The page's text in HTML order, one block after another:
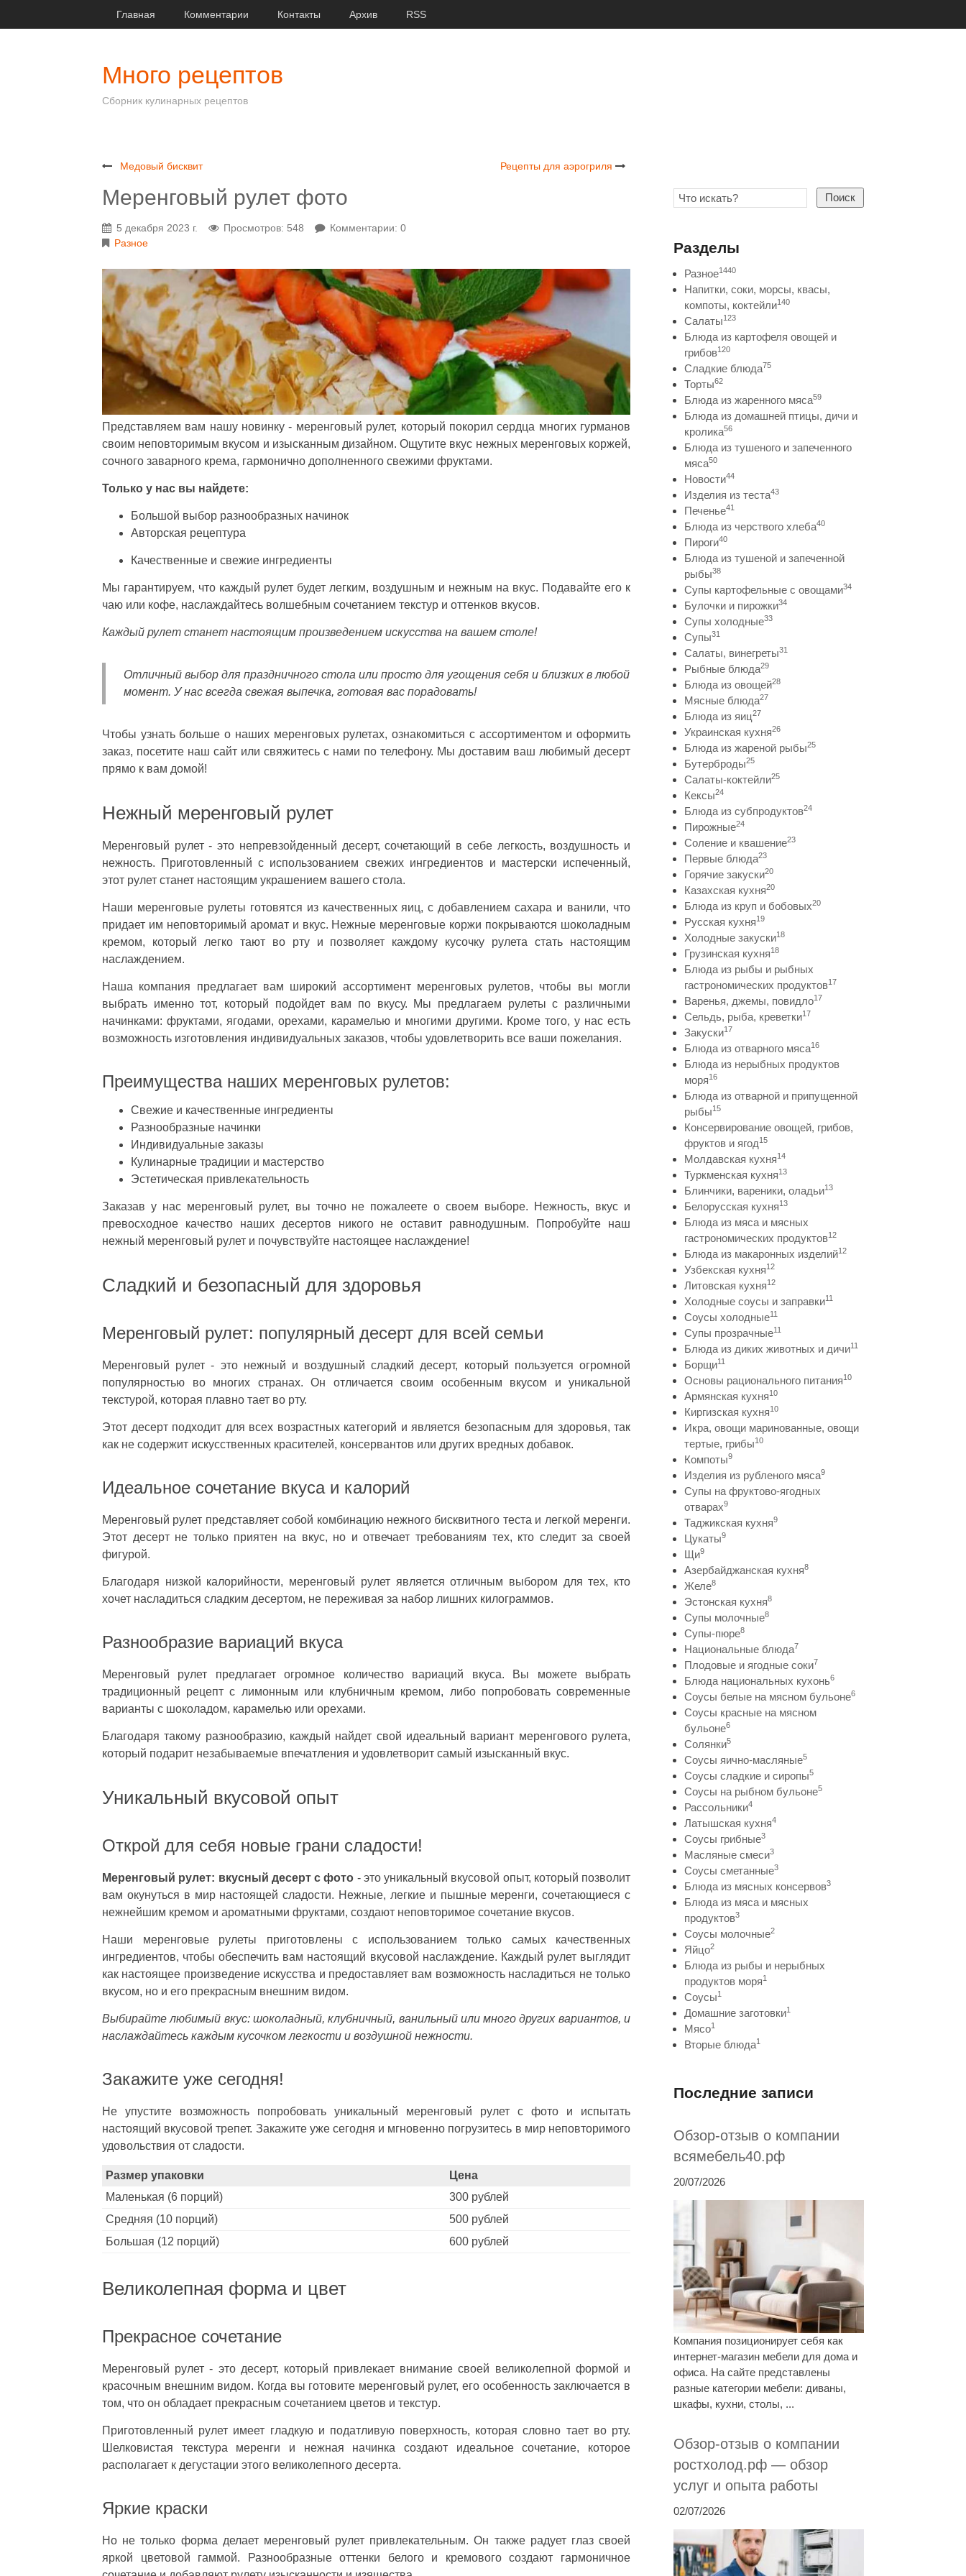
Главная Комментарии Контакты Архив RSS
Много рецептов
Сборник кулинарных рецептов
Медовый бисквит Рецепты для аэрогриля
Меренговый рулет фото
5 декабря 2023 г. Просмотров: 548
Комментарии: 0
Разное
Представляем вам нашу новинку - меренговый рулет, который покорил сердца многих гурманов
своим неповторимым вкусом и изысканным дизайном. Ощутите вкус нежных меренговых коржей,
сочного заварного крема, гармонично дополненного свежими фруктами.
Только у нас вы найдете:
Большой выбор разнообразных начинок
Авторская рецептура
Качественные и свежие ингредиенты
Мы гарантируем, что каждый рулет будет легким, воздушным и нежным на вкус. Подавайте его к
чаю или кофе, наслаждайтесь волшебным сочетанием текстур и оттенков вкусов.
Каждый рулет станет настоящим произведением искусства на вашем столе!
Отличный выбор для праздничного стола или просто для угощения себя и близких в любой
момент. У нас всегда свежая выпечка, готовая вас порадовать!
Чтобы узнать больше о наших меренговых рулетах, ознакомиться с ассортиментом и оформить
заказ, посетите наш сайт или свяжитесь с нами по телефону. Мы доставим ваш любимый десерт
прямо к вам домой!
Нежный меренговый рулет
Меренговый рулет - это непревзойденный десерт, сочетающий в себе легкость, воздушность и
нежность. Приготовленный с использованием свежих ингредиентов и мастерски испеченный,
этот рулет станет настоящим украшением вашего стола.
Наши меренговые рулеты готовятся из качественных яиц, с добавлением сахара и ванили, что
придает им неповторимый аромат и вкус. Нежные меренговые коржи покрываются шоколадным
кремом, который легко тают во рту и позволяет каждому кусочку рулета стать настоящим
наслаждением.
Наша компания предлагает вам широкий ассортимент меренговых рулетов, чтобы вы могли
выбрать именно тот, который подойдет вам по вкусу. Мы предлагаем рулеты с различными
начинками: фруктами, ягодами, орехами, карамелью и многими другими. Кроме того, у нас есть
возможность изготовления индивидуальных заказов, чтобы удовлетворить все ваши пожелания.
Преимущества наших меренговых рулетов:
Свежие и качественные ингредиенты
Разнообразные начинки
Индивидуальные заказы
Кулинарные традиции и мастерство
Эстетическая привлекательность
Заказав у нас меренговый рулет, вы точно не пожалеете о своем выборе. Нежность, вкус и
превосходное качество наших десертов никого не оставит равнодушным. Попробуйте наш
нежный меренговый рулет и почувствуйте настоящее наслаждение!
Сладкий и безопасный для здоровья
Меренговый рулет: популярный десерт для всей семьи
Меренговый рулет - это нежный и воздушный сладкий десерт, который пользуется огромной
популярностью во многих странах. Он отличается своим особенным вкусом и уникальной
текстурой, которая плавно тает во рту.
Этот десерт подходит для всех возрастных категорий и является безопасным для здоровья, так
как не содержит искусственных красителей, консервантов или других вредных добавок.
Идеальное сочетание вкуса и калорий
Меренговый рулет представляет собой комбинацию нежного бисквитного теста и легкой меренги.
Этот десерт не только приятен на вкус, но и отвечает требованиям тех, кто следит за своей
фигурой.
Благодаря низкой калорийности, меренговый рулет является отличным выбором для тех, кто
хочет насладиться сладким десертом, не переживая за набор лишних килограммов.
Разнообразие вариаций вкуса
Меренговый рулет предлагает огромное количество вариаций вкуса. Вы можете выбрать
традиционный рецепт с лимонным или клубничным кремом, либо попробовать современные
варианты с шоколадом, карамелью или орехами.
Благодаря такому разнообразию, каждый найдет свой идеальный вариант меренгового рулета,
который подарит незабываемые впечатления и удовлетворит самый изысканный вкус.
Уникальный вкусовой опыт
Открой для себя новые грани сладости!
Меренговый рулет: вкусный десерт с фото - это уникальный вкусовой опыт, который позволит
вам окунуться в мир настоящей сладости. Нежные, легкие и пышные меренги, сочетающиеся с
нежнейшим кремом и ароматными фруктами, создают неповторимое сочетание вкусов.
Наши меренговые рулеты приготовлены с использованием только самых качественных
ингредиентов, чтобы обеспечить вам настоящий вкусовой наслаждение. Каждый рулет выглядит
как настоящее произведение искусства и предоставляет вам возможность насладиться не только
вкусом, но и его прекрасным внешним видом.
Выбирайте любимый вкус: шоколадный, клубничный, ванильный или много других вариантов, и
наслаждайтесь каждым кусочком легкости и воздушной нежности.
Закажите уже сегодня!
Не упустите возможность попробовать уникальный меренговый рулет с фото и испытать
настоящий вкусовой трепет. Закажите уже сегодня и мгновенно погрузитесь в мир неповторимого
удовольствия от сладости.
Размер упаковки
Цена
Маленькая (6 порций)
300 рублей
Средняя (10 порций)
500 рублей
Большая (12 порций)
600 рублей
Великолепная форма и цвет
Прекрасное сочетание
Меренговый рулет - это десерт, который привлекает внимание своей великолепной формой и
красочным внешним видом. Когда вы готовите меренговый рулет, его особенность заключается в
том, что он обладает прекрасным сочетанием цветов и текстур.
Приготовленный рулет имеет гладкую и податливую поверхность, которая словно тает во рту.
Шелковистая текстура меренги и нежная начинка создают идеальное сочетание, которое
располагает к дегустации этого великолепного десерта.
Яркие краски
Но не только форма делает меренговый рулет привлекательным. Он также радует глаз своей
яркой цветовой гаммой. Разнообразные оттенки белого и кремового создают гармоничное
Поиск
Разделы
Разное1440
Напитки, соки, морсы, квасы,
компоты, коктейли140
Салаты123
Блюда из картофеля овощей и
грибов120
Сладкие блюда75
Торты62
Блюда из жаренного мяса59
Блюда из домашней птицы, дичи и
кролика56
Блюда из тушеного и запеченного
мяса50
Новости44
Изделия из теста43
Печенье41
Блюда из черствого хлеба40
Пироги40
Блюда из тушеной и запеченной
рыбы38
Супы картофельные с овощами34
Булочки и пирожки34
Супы холодные33
Супы31
Салаты, винегреты31
Рыбные блюда29
Блюда из овощей28
Мясные блюда27
Блюда из яиц27
Украинская кухня26
Блюда из жареной рыбы25
Бутерброды25
Салаты-коктейли25
Кексы24
Блюда из субпродуктов24
Пирожные24
Соление и квашение23
Первые блюда23
Горячие закуски20
Казахская кухня20
Блюда из круп и бобовых20
Русская кухня19
Холодные закуски18
Грузинская кухня18
Блюда из рыбы и рыбных
гастрономических продуктов17
Варенья, джемы, повидло17
Сельдь, рыба, креветки17
Закуски17
Блюда из отварного мяса16
Блюда из нерыбных продуктов
моря16
Блюда из отварной и припущенной
рыбы15
Консервирование овощей, грибов,
фруктов и ягод15
Молдавская кухня14
Туркменская кухня13
Блинчики, вареники, оладьи13
Белорусская кухня13
Блюда из мяса и мясных
гастрономических продуктов12
Блюда из макаронных изделий12
Узбекская кухня12
Литовская кухня12
Холодные соусы и заправки11
Соусы холодные11
Супы прозрачные11
Блюда из диких животных и дичи11
Борщи11
Основы рационального питания10
Армянская кухня10
Киргизская кухня10
Икра, овощи маринованные, овощи
тертые, грибы10
Компоты9
Изделия из рубленого мяса9
Супы на фруктово-ягодных
отварах9
Таджикская кухня9
Цукаты9
Щи9
Азербайджанская кухня8
Желе8
Эстонская кухня8
Супы молочные8
Супы-пюре8
Национальные блюда7
Плодовые и ягодные соки7
Блюда национальных кухонь6
Соусы белые на мясном бульоне6
Соусы красные на мясном
бульоне6
Солянки5
Соусы яично-масляные5
Соусы сладкие и сиропы5
Соусы на рыбном бульоне5
Рассольники4
Латышская кухня4
Соусы грибные3
Масляные смеси3
Соусы сметанные3
Блюда из мясных консервов3
Блюда из мяса и мясных
продуктов3
Соусы молочные2
Яйцо2
Блюда из рыбы и нерыбных
продуктов моря1
Соусы1
Домашние заготовки1
Мясо1
Вторые блюда1
Последние записи
Обзор-отзыв о компании
всямебель40.рф
20/07/2026
Компания позиционирует себя как
интернет-магазин мебели для дома и
офиса. На сайте представлены
разные категории мебели: диваны,
шкафы, кухни, столы, ...
Обзор-отзыв о компании
ростхолод.рф — обзор
услуг и опыта работы
02/07/2026